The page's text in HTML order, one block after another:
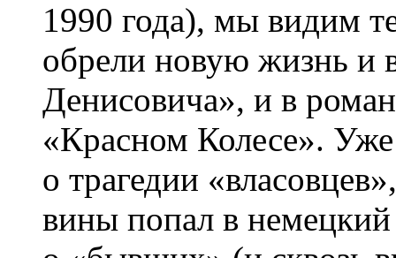
1990 года), мы видим
обрели новую жизнь и
Денисовича», и в
«Красном Колесе».
о трагедии
вины попал в